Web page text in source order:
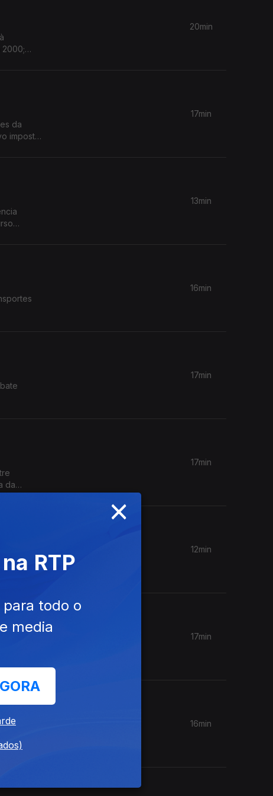
2000;
20min
da
imposto
17min
13min
16min
17min
da
17min
FAO e
Europeu
12min
do
17min
Carlos
16min
×
RTP
todo o
media